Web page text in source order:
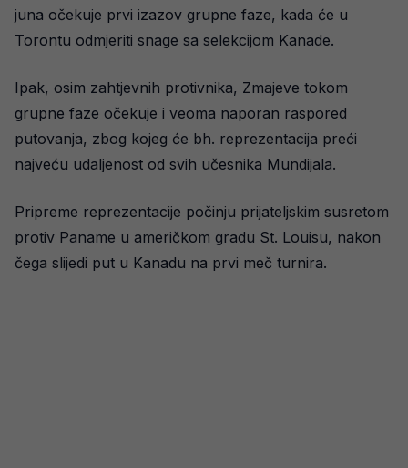
juna očekuje prvi izazov grupne faze, kada će u
Torontu odmjeriti snage sa selekcijom Kanade.
Ipak, osim zahtjevnih protivnika, Zmajeve tokom
grupne faze očekuje i veoma naporan raspored
putovanja, zbog kojeg će bh. reprezentacija preći
najveću udaljenost od svih učesnika Mundijala.
Pripreme reprezentacije počinju prijateljskim susretom
protiv Paname u američkom gradu St. Louisu, nakon
čega slijedi put u Kanadu na prvi meč turnira.